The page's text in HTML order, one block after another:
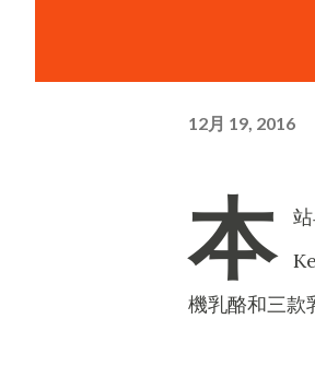
12月 19, 2016
本
機乳酪和三款